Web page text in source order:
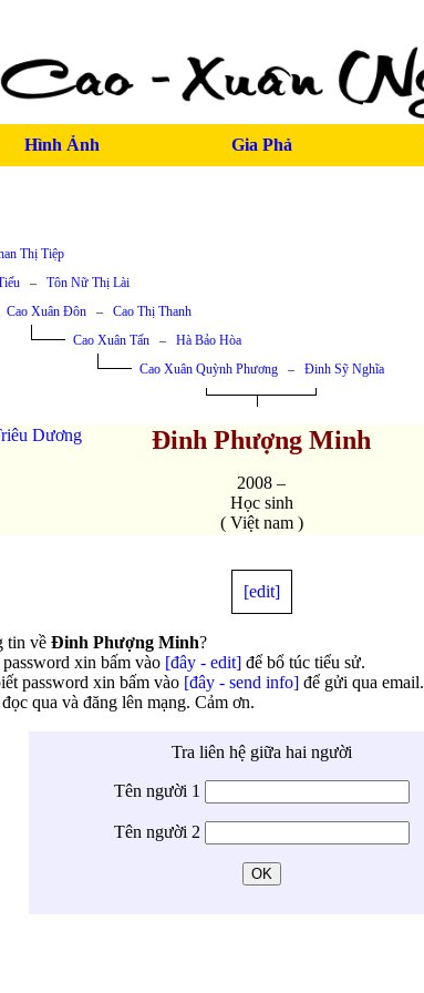
Hình Ảnh Gia Phả
Thị Tiệp
– Tôn Nữ Thị Lài
Cao Xuân Đôn– Cao Thị Thanh
Cao Xuân Tấn– Hà Bảo Hòa
Cao Xuân Quỳnh Phương– Đinh Sỹ Nghĩa
Dương
Đinh Phượng Minh
2008 –
Học sinh
( Việt nam )
[edit]
tin về Đinh Phượng Minh?
xin bấm vào [đây - edit]để bổ túc tiểu sử.
password xin bấm vào [đây - send info]để gửi qua email.
qua và đăng lên mạng. Cảm ơn.
Tra liên hệ giữa hai người
Tên người 1
Tên người 2